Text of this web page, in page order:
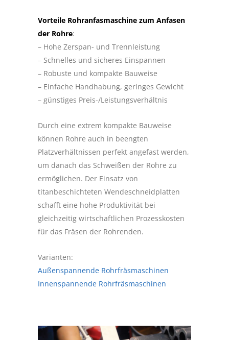
Vorteile Rohranfasmaschine zum Anfasen
der Rohre:
– Hohe Zerspan- und Trennleistung
– Schnelles und sicheres Einspannen
– Robuste und kompakte Bauweise
– Einfache Handhabung, geringes Gewicht
– günstiges Preis-/Leistungsverhältnis
Durch eine extrem kompakte Bauweise
können Rohre auch in beengten
Platzverhältnissen perfekt angefast werden,
um danach das Schweißen der Rohre zu
ermöglichen. Der Einsatz von
titanbeschichteten Wendeschneidplatten
schafft eine hohe Produktivität bei
gleichzeitig wirtschaftlichen Prozesskosten
für das Fräsen der Rohrenden.
Varianten:
Außenspannende Rohrfräsmaschinen
Innenspannende Rohrfräsmaschinen